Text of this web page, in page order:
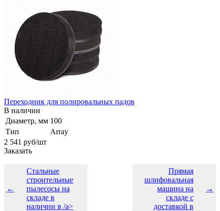
Переходник для полировальных падов
В наличии
Диаметр, мм 100
Тип
Array
2 541 руб/шт
Заказать
←
Стальные
строительные
пылесосы на
складе в
наличии в /a>
Прямая
шлифовальная
машина на
складе с
доставкой в
→